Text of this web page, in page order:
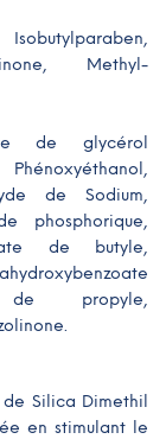
Methyl-
de glycérol
de Sodium,
phosphorique,
de butyle,
de propyle,
Silica Dimethil
en stimulant le